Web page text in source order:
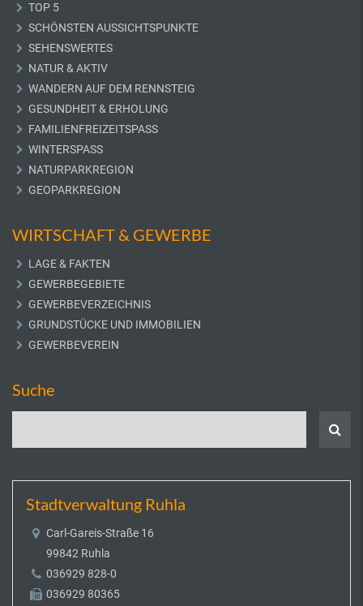
TOP 5
SCHÖNSTEN AUSSICHTSPUNKTE
SEHENSWERTES
NATUR & AKTIV
WANDERN AUF DEM RENNSTEIG
GESUNDHEIT & ERHOLUNG
FAMILIENFREIZEITSPASS
WINTERSPASS
NATURPARKREGION
GEOPARKREGION
WIRTSCHAFT & GEWERBE
LAGE & FAKTEN
GEWERBEGEBIETE
GEWERBEVERZEICHNIS
GRUNDSTÜCKE UND IMMOBILIEN
GEWERBEVEREIN
Suche
Stadtverwaltung Ruhla
Carl-Gareis-Straße 16
99842 Ruhla
036929 828-0
036929 80365